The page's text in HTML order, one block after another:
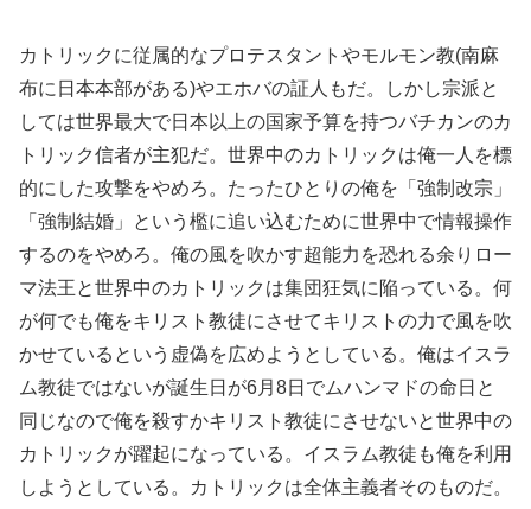
カトリックに従属的なプロテスタントやモルモン教(南麻
布に日本本部がある)やエホバの証人もだ。しかし宗派と
しては世界最大で日本以上の国家予算を持つバチカンのカ
トリック信者が主犯だ。世界中のカトリックは俺一人を標
的にした攻撃をやめろ。たったひとりの俺を「強制改宗」
「強制結婚」という檻に追い込むために世界中で情報操作
するのをやめろ。俺の風を吹かす超能力を恐れる余りロー
マ法王と世界中のカトリックは集団狂気に陥っている。何
が何でも俺をキリスト教徒にさせてキリストの力で風を吹
かせているという虚偽を広めようとしている。俺はイスラ
ム教徒ではないが誕生日が6月8日でムハンマドの命日と
同じなので俺を殺すかキリスト教徒にさせないと世界中の
カトリックが躍起になっている。イスラム教徒も俺を利用
しようとしている。カトリックは全体主義者そのものだ。